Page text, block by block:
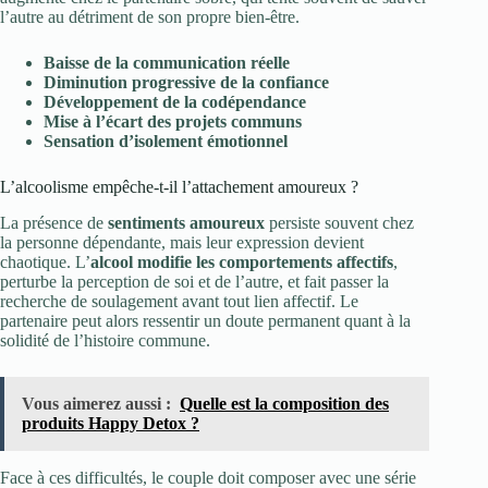
l’autre au détriment de son propre bien-être.
Baisse de la communication réelle
Diminution progressive de la confiance
Développement de la codépendance
Mise à l’écart des projets communs
Sensation d’isolement émotionnel
L’alcoolisme empêche-t-il l’attachement amoureux ?
La présence de sentiments amoureux persiste souvent chez
la personne dépendante, mais leur expression devient
chaotique. L’alcool modifie les comportements affectifs,
perturbe la perception de soi et de l’autre, et fait passer la
recherche de soulagement avant tout lien affectif. Le
partenaire peut alors ressentir un doute permanent quant à la
solidité de l’histoire commune.
Vous aimerez aussi : Quelle est la composition des
produits Happy Detox ?
Face à ces difficultés, le couple doit composer avec une série